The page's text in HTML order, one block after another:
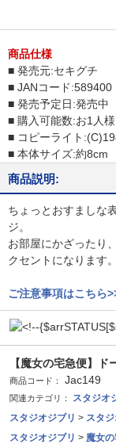
商品仕様
■ 発売元:セキグチ
■ JANコード:589400
■ 発売予定日:発売中
■ 購入可能数:お1人
■ コピーライト
■ 本体サイズ:約8cm
商品説明:
ちょっとおすましな
ジ。
お部屋にかざったり
クセントになります。
ご注意事項はこちら
【魔女の宅急便】
商品コード： Jac149
関連カテゴリ：
スタジオ
スタジオジブリ > スタ
スタジオジブリ > 魔女